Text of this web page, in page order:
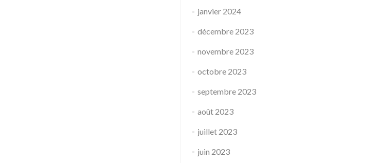
janvier 2024
décembre 2023
novembre 2023
octobre 2023
septembre 2023
août 2023
juillet 2023
juin 2023